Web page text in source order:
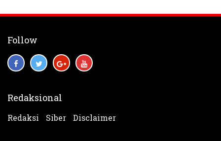
Follow
Redaksional
Redaksi Siber Disclaimer